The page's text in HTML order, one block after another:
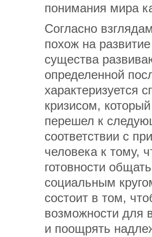
понимания мира
Согласно
похож на
существа
определенной
характеризуется
кризисом,
перешел к
соответствии с
человека к тому,
готовности
социальным
состоит в том,
возможности для
и поощрять